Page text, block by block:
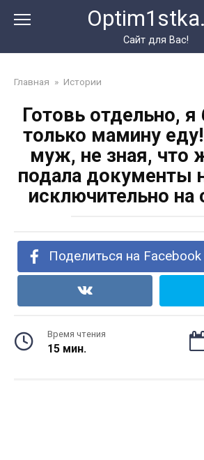
Сайт для Вас!
Главная » Истории
Готовь отдельно, я
только мамину
муж, не зная, что
подала документы
исключительно на
Поделиться на Facebook
Время чтения
15 мин.